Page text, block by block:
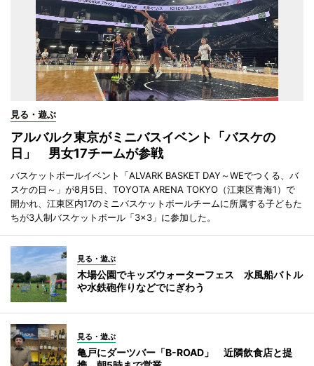
見る・遊ぶ
アルバルク東京がミニバスイベント「バスケの
日」 男女17チームが参戦
バスケットボールイベント「ALVARK BASKET DAY～WEでつくる、バ
スケの日～」が8月5日、TOYOTA ARENA TOKYO（江東区青海1）で
開かれ、江東区内17のミニバスケットボールチームに所属する子どもた
ちが3人制バスケットボール「3×3」に参加した。
見る・遊ぶ
木場公園でキッズウォーターフェス 水風船バトル
や水鉄砲作りなどでにぎわう
見る・遊ぶ
亀戸にダーツバー「B-ROAD」 近隣飲食店と提